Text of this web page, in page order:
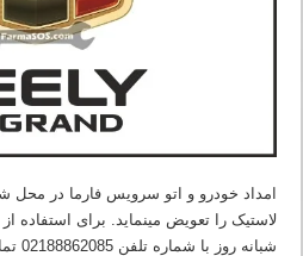
امداد خودرو و اتو سرویس فارما در محل
لاستیک را تعویض مینماید. برای استفاده
شبانه روز با شماره تلفن 02188862085 تماس حاصل فرمایید.